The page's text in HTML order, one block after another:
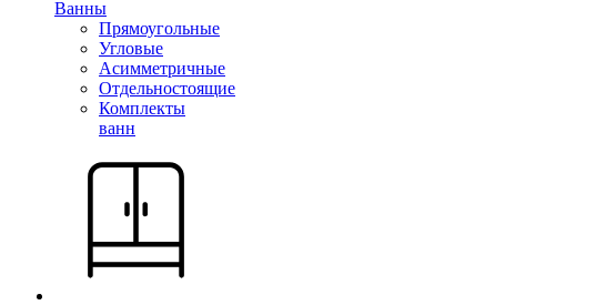
Ванны
Прямоугольные
Угловые
Асимметричные
Отдельностоящие
Комплекты
ванн